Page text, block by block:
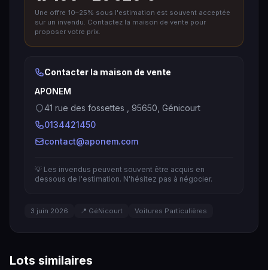
Une offre 10–25% sous l'estimation est souvent acceptée
sur un invendu. Contactez la maison de vente pour
proposer votre prix.
Contacter la maison de vente
APONEM
41 rue des fossettes , 95650, Génicourt
0134421450
contact@aponem.com
💡 Les invendus peuvent souvent être acquis en
dessous de l'estimation. N'hésitez pas à négocier.
3 juin 2026 📍 GéNicourt Voitures Particulières
Lots similaires